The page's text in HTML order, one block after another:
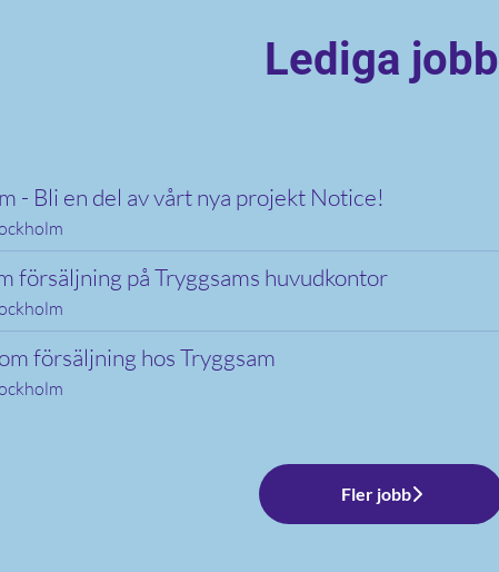
Lediga jobb
- Bli en del av vårt nya projekt Notice!
försäljning på Tryggsams huvudkontor
försäljning hos Tryggsam
Fler jobb